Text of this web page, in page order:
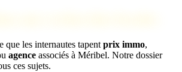
que les internautes tapent prix immo,
agence associés à Méribel. Notre dossier
ces sujets.